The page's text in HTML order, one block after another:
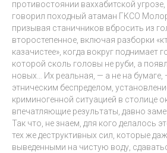
противостоянии ваххабитской угрозе,
говорил походный атаман ГКСО
призывая станичников вбросить из
второстепенное, включая разборки
казачистее», когда вокруг поднимает
которой сколь головы не руби, а
новых… Их реальная, — а не на бумаге,
этническим беспределом,
криминогенной ситуацией в столице
впечатляющие результаты, давно
Так что, не знаем, для кого делалось
тех же деструктивных сил, которые
выведенными на чистую воду,